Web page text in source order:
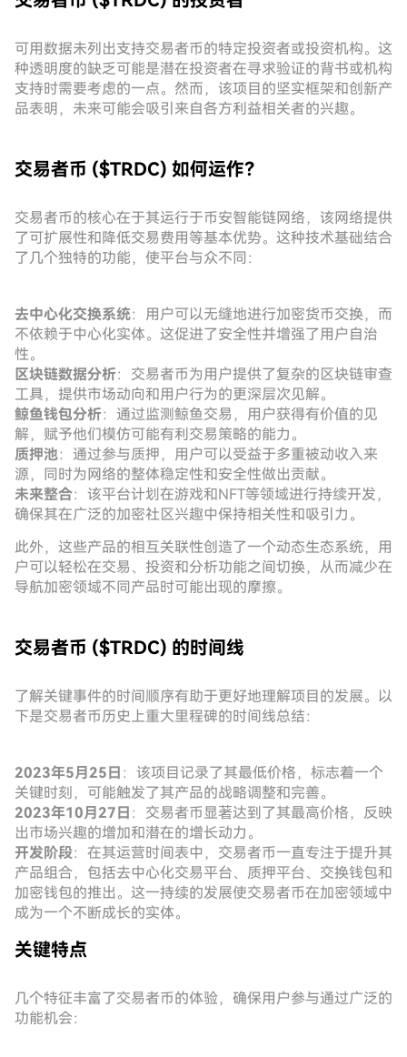
可用数据未列出支持交易者币的特定投资者或投资机构。这
种透明度的缺乏可能是潜在投资者在寻求验证的背书或机构
支持时需要考虑的一点。然而，该项目的坚实框架和创新产
品表明，未来可能会吸引来自各方利益相关者的兴趣。
交易者币 ($TRDC) 如何运作？
交易者币的核心在于其运行于币安智能链网络，该网络提供
了可扩展性和降低交易费用等基本优势。这种技术基础结合
了几个独特的功能，使平台与众不同：
去中心化交换系统：用户可以无缝地进行加密货币交换，而
不依赖于中心化实体。这促进了安全性并增强了用户自治
性。
区块链数据分析：交易者币为用户提供了复杂的区块链审查
工具，提供市场动向和用户行为的更深层次见解。
鲸鱼钱包分析：通过监测鲸鱼交易，用户获得有价值的见
解，赋予他们模仿可能有利交易策略的能力。
质押池：通过参与质押，用户可以受益于多重被动收入来
源，同时为网络的整体稳定性和安全性做出贡献。
未来整合：该平台计划在游戏和NFT等领域进行持续开发，
确保其在广泛的加密社区兴趣中保持相关性和吸引力。
此外，这些产品的相互关联性创造了一个动态生态系统，用
户可以轻松在交易、投资和分析功能之间切换，从而减少在
导航加密领域不同产品时可能出现的摩擦。
交易者币 ($TRDC) 的时间线
了解关键事件的时间顺序有助于更好地理解项目的发展。以
下是交易者币历史上重大里程碑的时间线总结：
2023年5月25日 ：该项目记录了其最低价格，标志着一个
关键时刻，可能触发了其产品的战略调整和完善。
2023年10月27日 ：交易者币显著达到了其最高价格，反映
出市场兴趣的增加和潜在的增长动力。
开发阶段：在其运营时间表中，交易者币一直专注于提升其
产品组合，包括去中心化交易平台、质押平台、交换钱包和
加密钱包的推出。这一持续的发展使交易者币在加密领域中
成为一个不断成长的实体。
关键特点
几个特征丰富了交易者币的体验，确保用户参与通过广泛的
功能机会：